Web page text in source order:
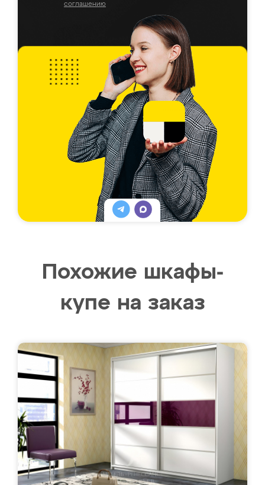
соглашению
Похожие шкафы-
купе на заказ